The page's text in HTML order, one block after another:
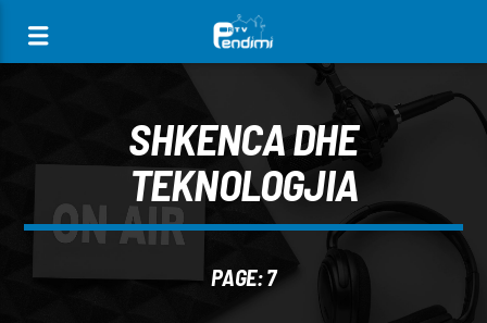
[There are no radio stations in the database]
SHKENCA DHE
TEKNOLOGJIA
PAGE: 7